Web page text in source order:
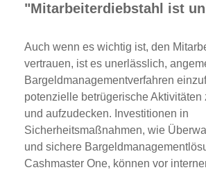
"Mitarbeiterdiebstahl ist
Auch wenn es wichtig ist, den
vertrauen, ist es unerlässlich,
Bargeldmanagementverfahren
potenzielle betrügerische Aktivitäten
und aufzudecken. Investitionen in
Sicherheitsmaßnahmen, wie
und sichere
Cashmaster One, können vor